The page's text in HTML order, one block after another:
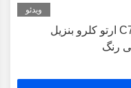
ویدئو
C7H6Cl2 OCBC ارتو کلرو بنزیل
رنگ